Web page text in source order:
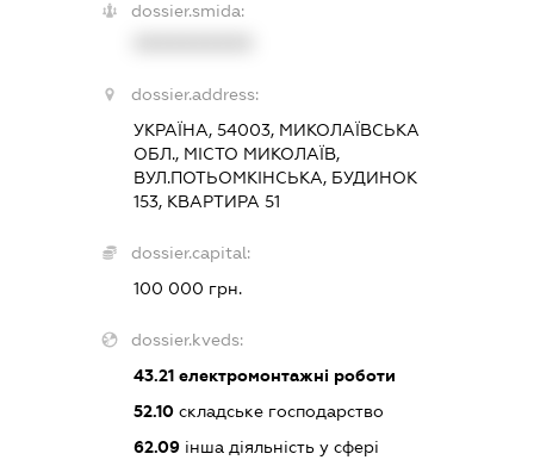
dossier.smida:
dossier.address:
УКРАЇНА, 54003, МИКОЛАЇВСЬКА
ОБЛ., МІСТО МИКОЛАЇВ,
ВУЛ.ПОТЬОМКІНСЬКА, БУДИНОК
153, КВАРТИРА 51
dossier.capital:
100 000 грн.
dossier.kveds:
43.21 електромонтажні роботи
52.10 складське господарство
62.09 інша діяльність у сфері